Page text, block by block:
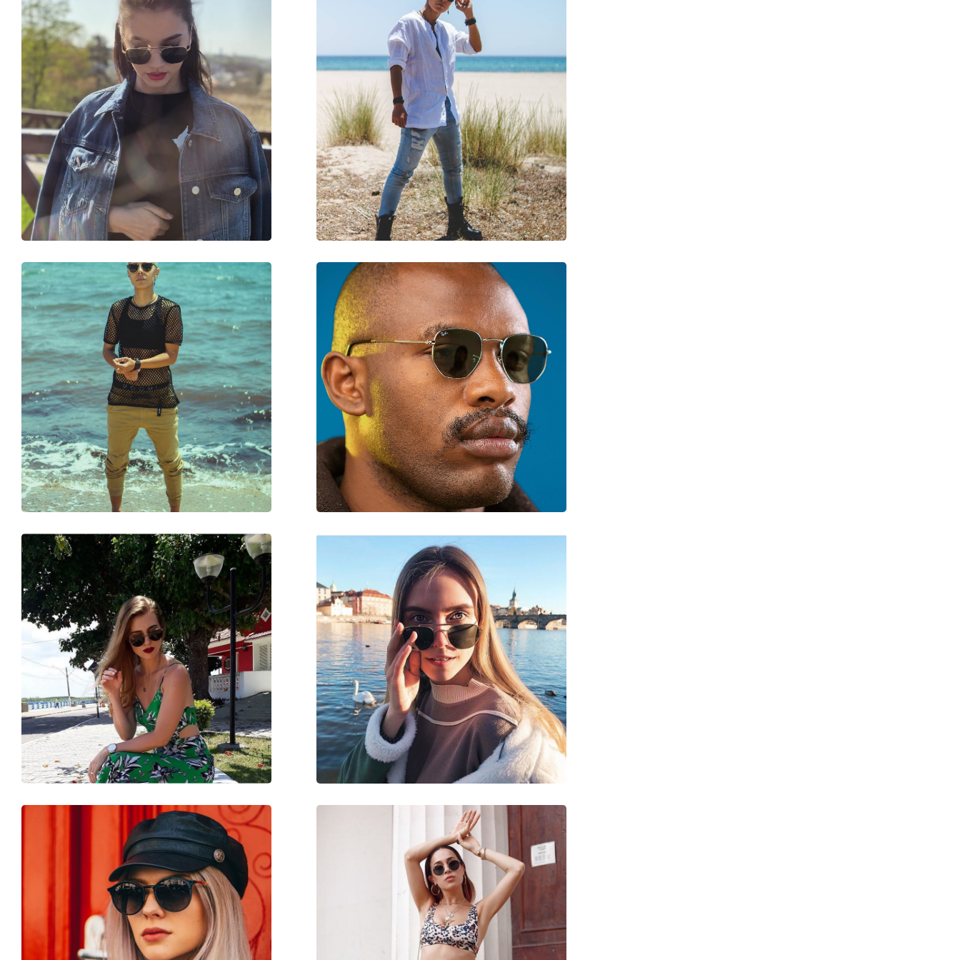
Σχήμα σκελετού:
Χρώμα σκελετού:
Σκελετός:
Προπιονικό
Διαστάσεις:
M
Μήκος σκελετού:
137 mm
Μήκος βραχίονα:
145 mm
Γέφυρα:
21 mm
Βάρος:
125 γρ
Ρυθμιζόμενα μαξιλάρια μύτης:
Όχι
Εύκαμπτη άρθρωση:
Όχι
Αξεσουάρ
Παρέχονται με θήκη:
Ναι
Πανί καθαρισμού:
Ναι
Άλλα
Τύπος:
Unisex
Κατηγορία:
Γυαλιά Ηλίου Επώνυμες Μάρκες
Μάρκα:
Ray-Ban
Χρήση:
Μόδα
Κωδικός Προϊόντος / Μοντέλο:
RB0840S 668073 51
Διαθέσιμο με συνταγή:
Όχι